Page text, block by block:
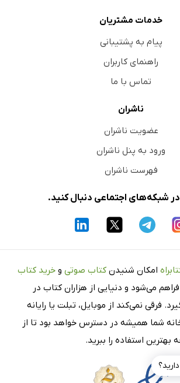
خدمات مشتریان
پیام به پشتیبانی
راهنمای کاربران
تماس با ما
ناشران
عضویت ناشران
ورود به پنل ناشران
فهرست ناشران
در شبکه‌های اجتماعی دنبال کنید.
امکان شنیدن کتاب صوتی و خرید کتاب
می‌شود و دنیایی از هزاران کتاب در
فرقی نمی‌کند از موبایل، تبلت یا رایانه
شما همیشه در دسترس خواهد بود تا از
بهترین استفاده را ببرید.